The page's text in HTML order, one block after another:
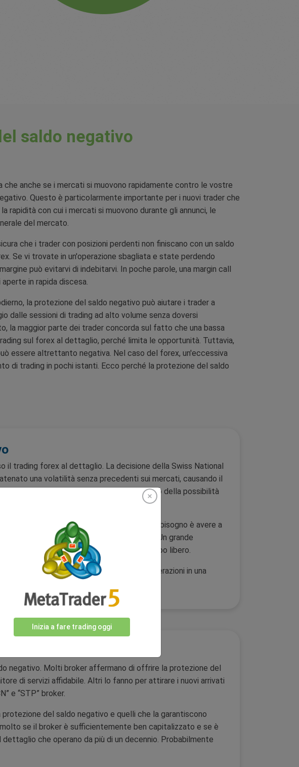
saldo negativo
anche se i mercati si muovono rapidamente contro le vostre
Questo è particolarmente importante per i nuovi trader che
rapidità con cui i mercati si muovono durante gli annunci, le
del mercato.
che i trader con posizioni perdenti non finiscano con un saldo
Se vi trovate in un'operazione sbagliata e state perdendo
può evitarvi di indebitarvi. In poche parole, una margin call
in rapida discesa.
la protezione del saldo negativo può aiutare i trader a
dalle sessioni di trading ad alto volume senza doversi
la maggior parte dei trader concorda sul fatto che una bassa
sul forex al dettaglio, perché limita le opportunità. Tuttavia,
essere altrettanto negativa. Nel caso del forex, un'eccessiva
di trading in pochi istanti. Ecco perché la protezione del saldo
il trading forex al dettaglio. La decisione della Swiss National
una volatilità senza precedenti sui mercati, causando il
frattempo, i trader sono rimasti all'oscuro della possibilità
garantito. L'ultima cosa di cui un trader ha bisogno è avere a
del mercato forex al dettaglio. Un grande
e altri profani che fanno trading nel tempo libero.
al trader, ma l'onere di facilitare le operazioni in una
garantita contro i bilanci negativi.
negativo. Molti broker affermano di offrire la protezione del
di servizi affidabile. Altri lo fanno per attirare i nuovi arrivati
e “STP” broker.
del saldo negativo e quelli che la garantiscono
se il broker è sufficientemente ben capitalizzato e se è
che operano da più di un decennio. Probabilmente
Inizia a fare trading oggi